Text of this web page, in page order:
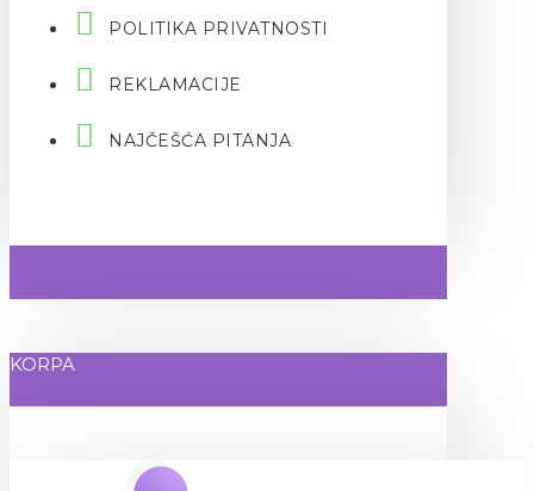
POLITIKA PRIVATNOSTI
REKLAMACIJE
NAJČEŠĆA PITANJA
KORPA